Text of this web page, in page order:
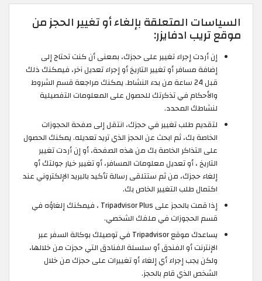
السياسات المتعلقة بإلغاء أو تغيير الحجز من
موقع تريب ادفايزر:
إن أردت إجراء تغيير على حجزك، بمعنى أن كنت تحتاج إلى
إضافة مسافر أو تغيير التاريخ أو إجراء تعديل آخر، فيمكنك ذلك
قبل 24 ساعة من بدء النشاط. يمكنك مراجعة قسم الشروط
والأحكام في تذكرتك للحصول على المعلومات التفصيلية
لنشاطك المحدد.
لتقديم طلب تغيير في حجزك، انتقل إلى صفحة الحجوزات
الخاصة بك، ثم ابحث عن الحجز الذي تريد تعديله. يمكنك الحصول
على التذاكر الخاصة بك من هذه الصفحة، أو إن أردت تغيير
التاريخ ، أو تعديل معلومات المسافر، أو تغيير خيار جولتك أو
إلغاء حجزك، من ثم ستتلقى رسالة تأكيد بالبريد الإلكتروني عند
اكتمال طلب التغيير الخاص بك.
إذا قمت بالحجز على Tripadvisor Plus ، فيمكنك إلغاؤه في
قسم الحجوزات في ملفك الشخصي.
يساعدك موقع Tripadvisor في توصيلك بوكالة السفر عبر
الإنترنت أو الفندق أو سلسلة الفنادق التي حجزت من خلالها،
ولكن يجب إجراء أي إلغاء أو تغييرات على حجزك من خلال
الشخص الذي قام بالحجز.